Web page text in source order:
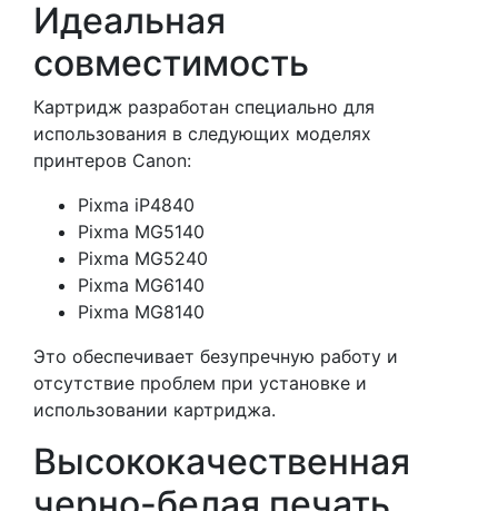
Идеальная
совместимость
Картридж разработан специально для
использования в следующих моделях
принтеров Canon:
Pixma iP4840
Pixma MG5140
Pixma MG5240
Pixma MG6140
Pixma MG8140
Это обеспечивает безупречную работу и
отсутствие проблем при установке и
использовании картриджа.
Высококачественная